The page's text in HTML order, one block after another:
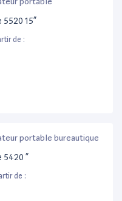
15”
de :
portable bureautique
5420 ”
de :